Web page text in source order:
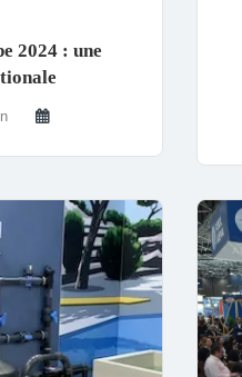
2024 : une